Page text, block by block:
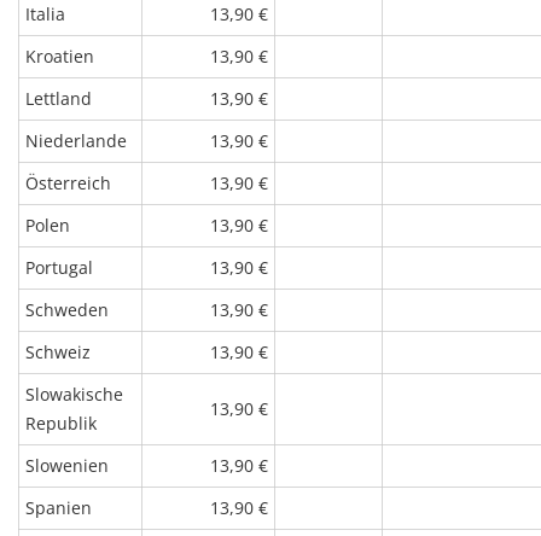
Italia
13,90 €
Kroatien
13,90 €
Lettland
13,90 €
Niederlande
13,90 €
Österreich
13,90 €
Polen
13,90 €
Portugal
13,90 €
Schweden
13,90 €
Schweiz
13,90 €
Slowakische
Republik
13,90 €
Slowenien
13,90 €
Spanien
13,90 €